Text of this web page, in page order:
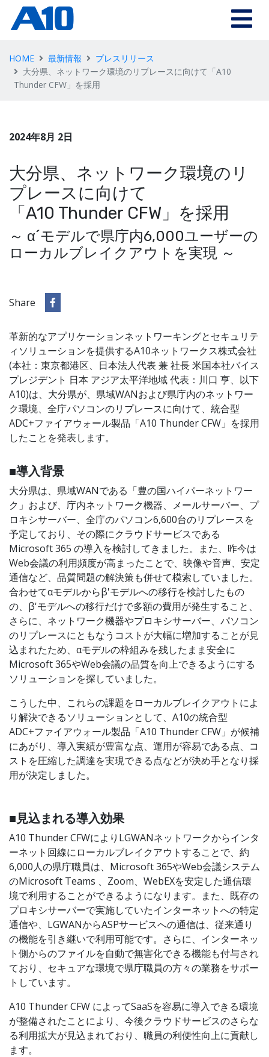
HOME 最新情報
プレスリリース
大分県、ネットワーク環境のリプレースに向けて「A10
Thunder CFW」を採用
2024年8月 2日
大分県、ネットワーク環境のリ
プレースに向けて
「A10 Thunder CFW」を採用
～ α´モデルで県庁内6,000ユーザーの
ローカルブレイクアウトを実現 ～
Share
革新的なアプリケーションネットワーキングとセキュリテ
ィソリューションを提供するA10ネットワークス株式会社
(本社：東京都港区、日本法人代表 兼 社長 米国本社バイス
プレジデント 日本 アジア太平洋地域 代表：川口 亨、以下
A10)は、大分県が、県域WANおよび県庁内のネットワー
ク環境、全庁パソコンのリプレースに向けて、統合型
ADC+ファイアウォール製品「A10 Thunder CFW」を採用
したことを発表します。
■導入背景
大分県は、県域WANである「豊の国ハイパーネットワー
ク」および、庁内ネットワーク機器、メールサーバー、プ
ロキシサーバー、全庁のパソコン6,600台のリプレースを
予定しており、その際にクラウドサービスである
Microsoft 365 の導入を検討してきました。また、昨今は
Web会議の利用頻度が高まったことで、映像や音声、安定
通信など、品質問題の解決策も併せて模索していました。
合わせてαモデルからβ'モデルへの移行を検討したもの
の、β'モデルへの移行だけで多額の費用が発生すること、
さらに、ネットワーク機器やプロキシサーバー、パソコン
のリプレースにともなうコストが大幅に増加することが見
込まれたため、αモデルの枠組みを残したまま安全に
Microsoft 365やWeb会議の品質を向上できるようにする
ソリューションを探していました。
こうした中、これらの課題をローカルブレイクアウトによ
り解決できるソリューションとして、A10の統合型
ADC+ファイアウォール製品「A10 Thunder CFW」が候補
にあがり、導入実績が豊富な点、運用が容易である点、コ
ストを圧縮した調達を実現できる点などが決め手となり採
用が決定しました。
■見込まれる導入効果
A10 Thunder CFWによりLGWANネットワークからインタ
ーネット回線にローカルブレイクアウトすることで、約
6,000人の県庁職員は、Microsoft 365やWeb会議システム
のMicrosoft Teams 、Zoom、WebEXを安定した通信環
境で利用することができるようになります。また、既存の
プロキシサーバーで実施していたインターネットへの特定
通信や、LGWANからASPサービスへの通信は、従来通り
の機能を引き継いで利用可能です。さらに、インターネッ
ト側からのファイルを自動で無害化できる機能も付与され
ており、セキュアな環境で県庁職員の方々の業務をサポー
トしています。
A10 Thunder CFW によってSaaSを容易に導入できる環境
が整備されたことにより、今後クラウドサービスのさらな
る利用拡大が見込まれており、職員の利便性向上に貢献し
ます。